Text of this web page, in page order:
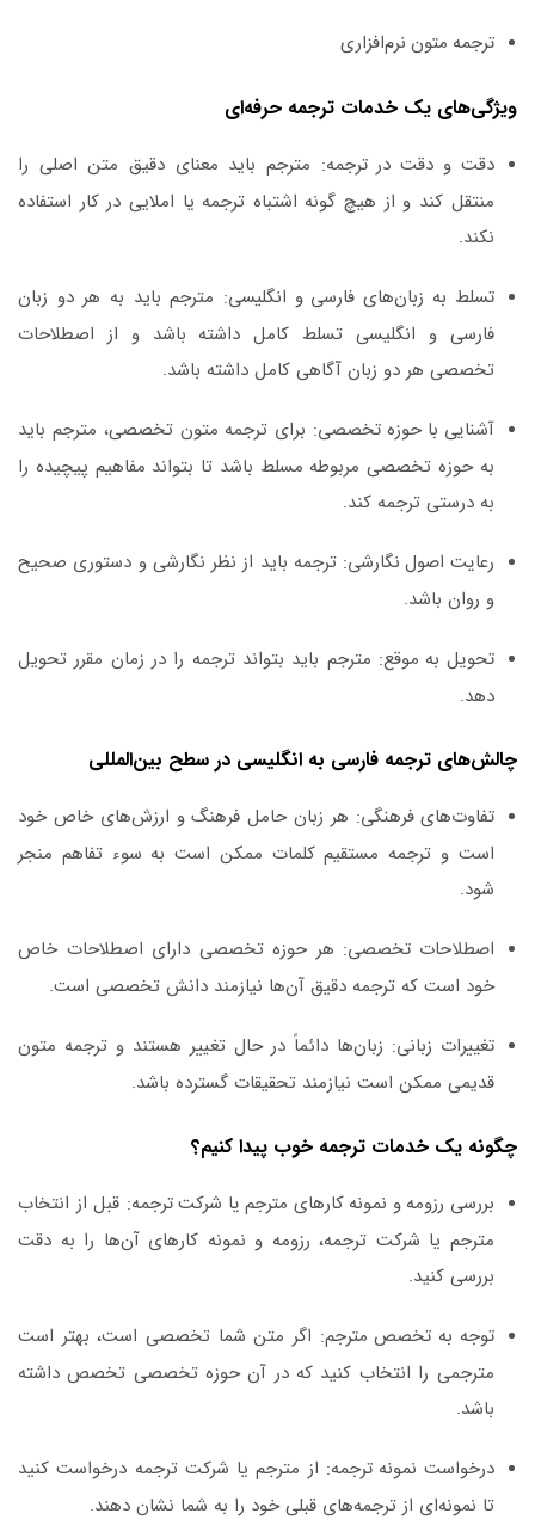
ترجمه متون نرم‌افزاری
ویژگی‌های یک خدمات ترجمه حرفه‌ای
دقت و دقت در ترجمه: مترجم باید معنای دقیق متن اصلی را
منتقل کند و از هیچ گونه اشتباه ترجمه یا املایی در کار استفاده
نکند.
تسلط به زبان‌های فارسی و انگلیسی: مترجم باید به هر دو زبان
فارسی و انگلیسی تسلط کامل داشته باشد و از اصطلاحات
تخصصی هر دو زبان آگاهی کامل داشته باشد.
آشنایی با حوزه تخصصی: برای ترجمه متون تخصصی، مترجم باید
به حوزه تخصصی مربوطه مسلط باشد تا بتواند مفاهیم پیچیده را
به درستی ترجمه کند.
رعایت اصول نگارشی: ترجمه باید از نظر نگارشی و دستوری صحیح
و روان باشد.
تحویل به موقع: مترجم باید بتواند ترجمه را در زمان مقرر تحویل
دهد.
چالش‌های ترجمه فارسی به انگلیسی در سطح بین‌المللی
تفاوت‌های فرهنگی: هر زبان حامل فرهنگ و ارزش‌های خاص خود
است و ترجمه مستقیم کلمات ممکن است به سوء تفاهم منجر
شود.
اصطلاحات تخصصی: هر حوزه تخصصی دارای اصطلاحات خاص
خود است که ترجمه دقیق آن‌ها نیازمند دانش تخصصی است.
تغییرات زبانی: زبان‌ها دائماً در حال تغییر هستند و ترجمه متون
قدیمی ممکن است نیازمند تحقیقات گسترده باشد.
چگونه یک خدمات ترجمه خوب پیدا کنیم؟
بررسی رزومه و نمونه کارهای مترجم یا شرکت ترجمه: قبل از انتخاب
مترجم یا شرکت ترجمه، رزومه و نمونه کارهای آن‌ها را به دقت
بررسی کنید.
توجه به تخصص مترجم: اگر متن شما تخصصی است، بهتر است
مترجمی را انتخاب کنید که در آن حوزه تخصصی تخصص داشته
باشد.
درخواست نمونه ترجمه: از مترجم یا شرکت ترجمه درخواست کنید
تا نمونه‌ای از ترجمه‌های قبلی خود را به شما نشان دهند.